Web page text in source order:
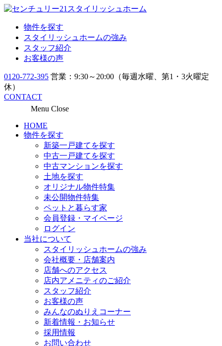
物件を探す
スタイリッシュホームの強み
スタッフ紹介
お客様の声
0120-772-395 営業：9:30～20:00（毎週水曜、第1・3火曜定
休）
CONTACT
Menu Close
HOME
物件を探す
新築一戸建てを探す
中古一戸建てを探す
中古マンションを探す
土地を探す
オリジナル物件特集
未公開物件特集
ペットと暮らす家
会員登録・マイページ
ログイン
当社について
スタイリッシュホームの強み
会社概要・店舗案内
店舗へのアクセス
店内アメニティのご紹介
スタッフ紹介
お客様の声
みんなのぬりえコーナー
新着情報・お知らせ
採用情報
お問い合わせ